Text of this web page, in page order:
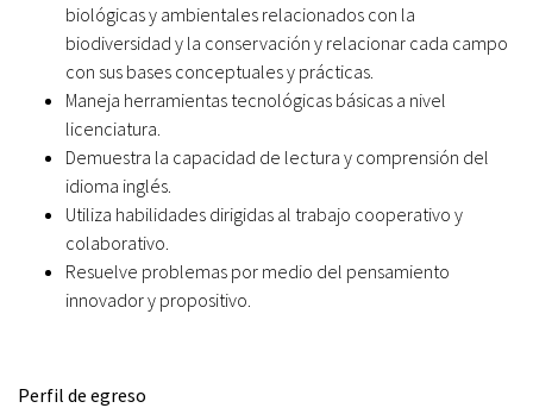
biológicas y ambientales relacionados con la
biodiversidad y la conservación y relacionar cada campo
con sus bases conceptuales y prácticas.
Maneja herramientas tecnológicas básicas a nivel
licenciatura.
Demuestra la capacidad de lectura y comprensión del
idioma inglés.
Utiliza habilidades dirigidas al trabajo cooperativo y
colaborativo.
Resuelve problemas por medio del pensamiento
innovador y propositivo.
Perfil de egreso